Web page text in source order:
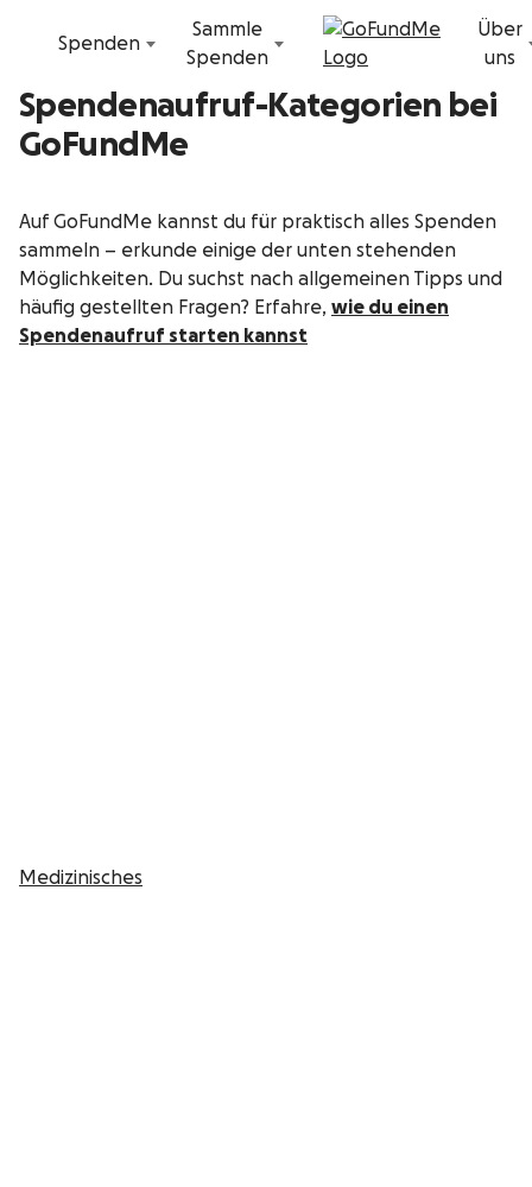
Spenden
Sammle
Spenden
Über
uns
Spendenaufruf-Kategorien bei
GoFundMe
Auf GoFundMe kannst du für praktisch alles Spenden
sammeln – erkunde einige der unten stehenden
Möglichkeiten. Du suchst nach allgemeinen Tipps und
häufig gestellten Fragen? Erfahre, wie du einen
Spendenaufruf starten kannst
Medizinisches